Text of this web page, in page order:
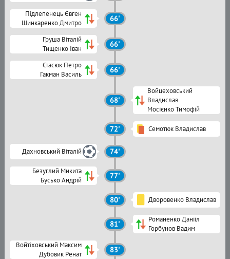
Підлепенець Євген
Шинкаренко Дмитро
66'
Груша Віталій
Тищенко Іван
66'
Стасюк Петро
Гакман Василь
66'
68'
Войцеховський
Владислав
Мосієнко Тимофій
72' Семотюк Владислав
Дахновський Віталій 74'
Безуглий Микита
Бусько Андрій
77'
80' Дворовенко Владислав
81'
Романенко Данііл
Горбунов Вадим
Войтіховський Максим
Дубовик Ренат
83'